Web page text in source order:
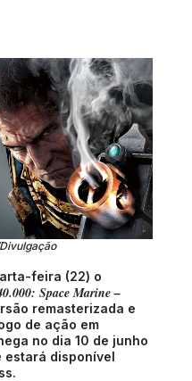
feira (22) o
Space Marine –
remasterizada e
de ação em
no dia 10 de junho
estará disponível